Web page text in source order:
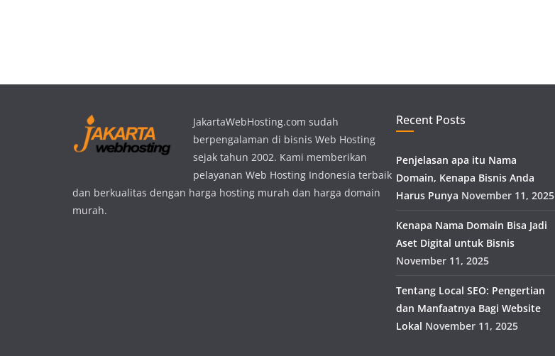
JakartaWebHosting.com sudah
berpengalaman di bisnis Web Hosting
sejak tahun 2002. Kami memberikan
pelayanan Web Hosting Indonesia terbaik
dan berkualitas dengan harga hosting murah dan harga domain
murah.
Recent Posts
Penjelasan apa itu Nama
Domain, Kenapa Bisnis Anda
Harus Punya November 11, 2025
Kenapa Nama Domain Bisa Jadi
Aset Digital untuk Bisnis
November 11, 2025
Tentang Local SEO: Pengertian
dan Manfaatnya Bagi Website
Lokal November 11, 2025